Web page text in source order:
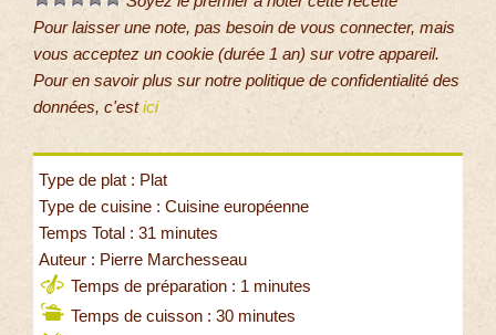
Pour laisser une note, pas besoin de vous connecter, mais
vous acceptez un cookie (durée 1 an) sur votre appareil.
Pour en savoir plus sur notre politique de confidentialité des
données, c'estici
Type de plat : Plat
Type de cuisine : Cuisine européenne
Temps Total : 31 minutes
Auteur : Pierre Marchesseau
Temps de préparation : 1 minutes
Temps de cuisson : 30 minutes